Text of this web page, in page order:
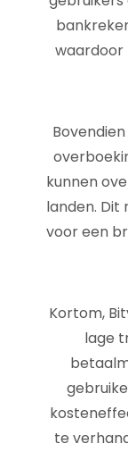
waardoor
kunnen
landen.
voor een
Kortom,
lage
te